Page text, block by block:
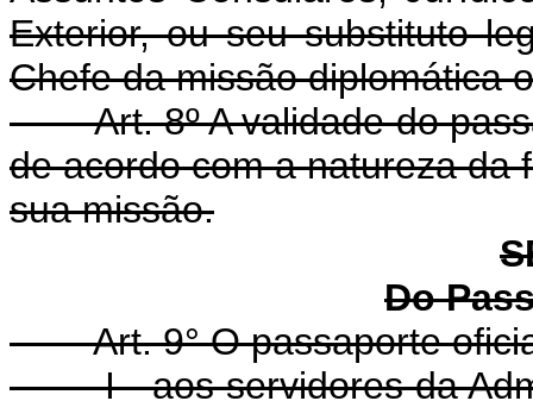
Exterior, ou seu substituto
Chefe da missão diplomática
Art. 8º A validade do
de acordo com a natureza da
sua missão.
Do
Art. 9° O passaporte
I - aos servidores da